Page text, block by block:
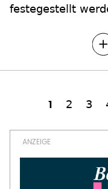
festegestellt
Aktuelle
1 Seite
2 3